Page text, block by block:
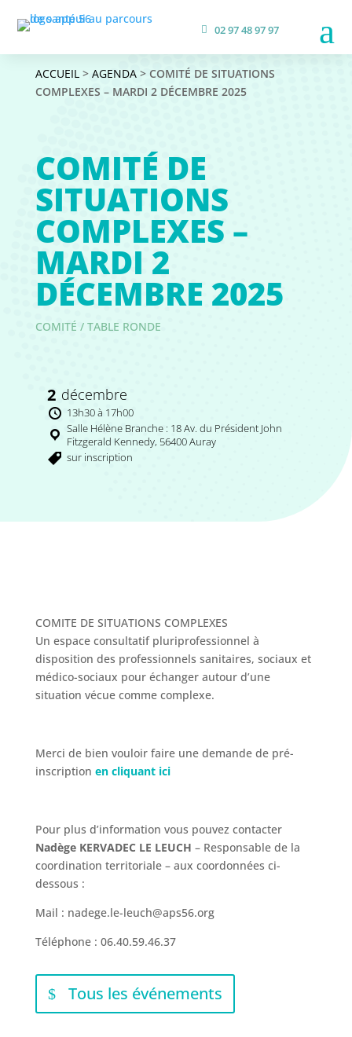
02 97 48 97 97 a
COMITÉ DE
SITUATIONS
COMPLEXES –
MARDI 2
DÉCEMBRE 2025
COMITÉ / TABLE RONDE
2 décembre
13h30 à 17h00
Salle Hélène Branche : 18 Av. du Président John
Fitzgerald Kennedy, 56400 Auray
sur inscription
ACCUEIL> AGENDA> COMITÉ DE SITUATIONS
COMPLEXES – MARDI 2 DÉCEMBRE 2025
COMITE DE SITUATIONS COMPLEXES
Un espace consultatif pluriprofessionnel à
disposition des professionnels sanitaires, sociaux et
médico-sociaux pour échanger autour d’une
situation vécue comme complexe.
Merci de bien vouloir faire une demande de pré-
inscription en cliquant ici
Pour plus d’information vous pouvez contacter
Nadège KERVADEC LE LEUCH – Responsable de la
coordination territoriale – aux coordonnées ci-
dessous :
Mail : nadege.le-leuch@aps56.org
Téléphone : 06.40.59.46.37
Tous les événements